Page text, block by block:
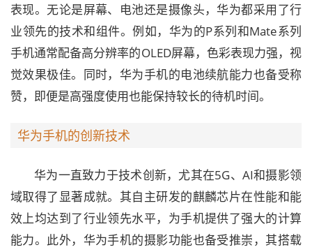
表现。无论是屏幕、电池还是摄像头，华为都采用了行
业领先的技术和组件。例如，华为的P系列和Mate系列
手机通常配备高分辨率的OLED屏幕，色彩表现力强，视
觉效果极佳。同时，华为手机的电池续航能力也备受称
赞，即便是高强度使用也能保持较长的待机时间。
华为手机的创新技术
华为一直致力于技术创新，尤其在5G、AI和摄影领
域取得了显著成就。其自主研发的麒麟芯片在性能和能
效上均达到了行业领先水平，为手机提供了强大的计算
能力。此外，华为手机的摄影功能也备受推崇，其搭载